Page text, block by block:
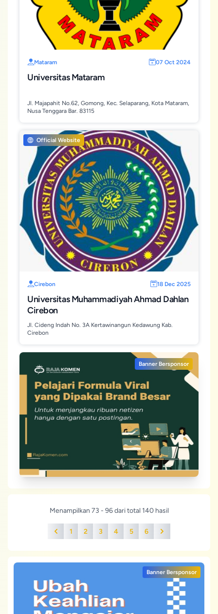
Mataram 07 Oct 2024
Universitas Mataram
Jl. Majapahit No.62, Gomong, Kec. Selaparang, Kota Mataram,
Nusa Tenggara Bar. 83115
Official Website
Cirebon 18 Dec 2025
Universitas Muhammadiyah Ahmad Dahlan
Cirebon
Jl. Cideng Indah No. 3A Kertawinangun Kedawung Kab.
Cirebon
Banner Bersponsor
Menampilkan 73 - 96 dari total 140 hasil
Previous
1 2 3 4 5 6 Next
Banner Bersponsor